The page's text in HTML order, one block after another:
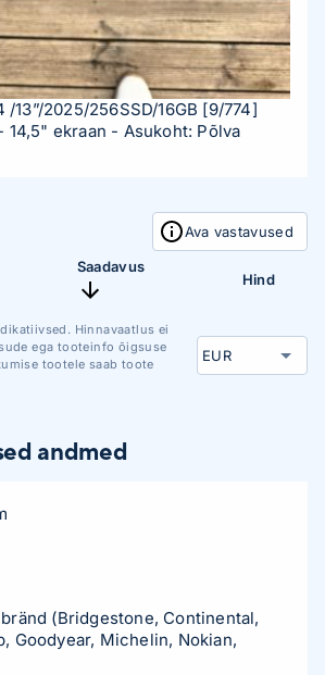
13”/2025/256SSD/16GB [9/774]
14,5" ekraan - Asukoht: Põlva
Ava vastavused
Saadavus
Hind
Hinnavaatlus ei
ega tooteinfo õigsuse
tootele saab toote
andmed
bränd (Bridgestone, Continental,
Goodyear, Michelin, Nokian,